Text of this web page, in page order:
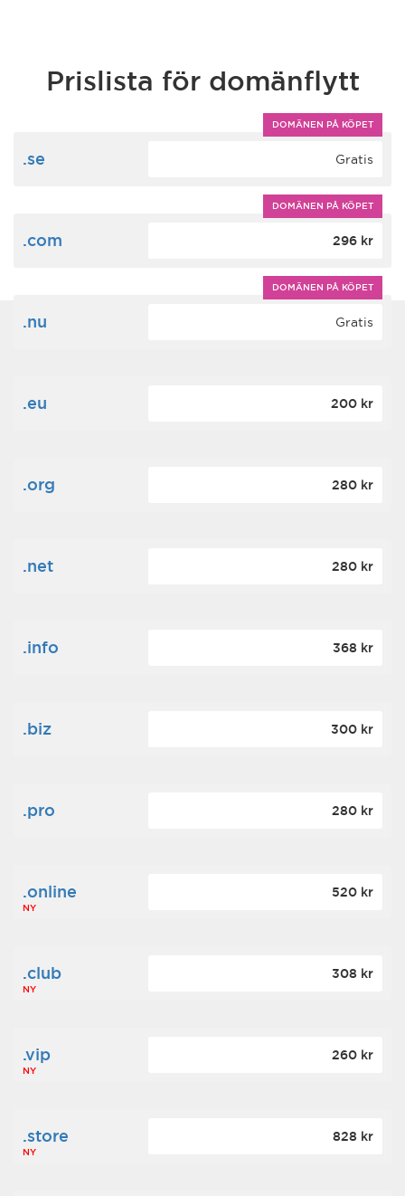
Prislista för domänflytt
DOMÄNEN PÅ KÖPET
.se Gratis
DOMÄNEN PÅ KÖPET
.com 296 kr
DOMÄNEN PÅ KÖPET
.nu Gratis
.eu 200 kr
.org 280 kr
.net 280 kr
.info 368 kr
.biz 300 kr
.pro 280 kr
.online
NY
520 kr
.club
NY
308 kr
.vip
NY
260 kr
.store
NY
828 kr